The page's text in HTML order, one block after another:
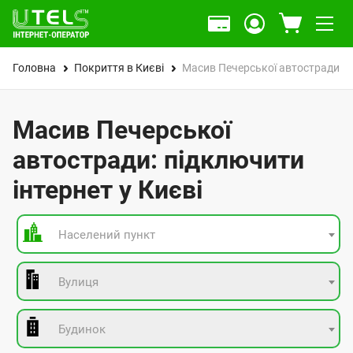
Головна Покриття в Києві Масив Печерської автостради
Масив Печерської
автостради: підключити
інтернет у Києві
Населений пункт
Вулиця
Будинок